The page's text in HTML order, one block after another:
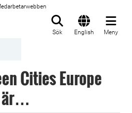
Sök English Meny
Cities Europe
är…